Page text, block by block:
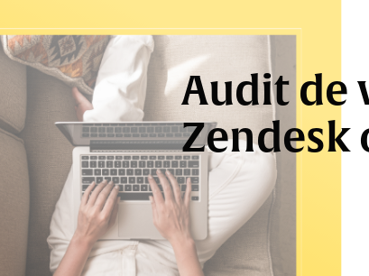
Audit de
Zendesk